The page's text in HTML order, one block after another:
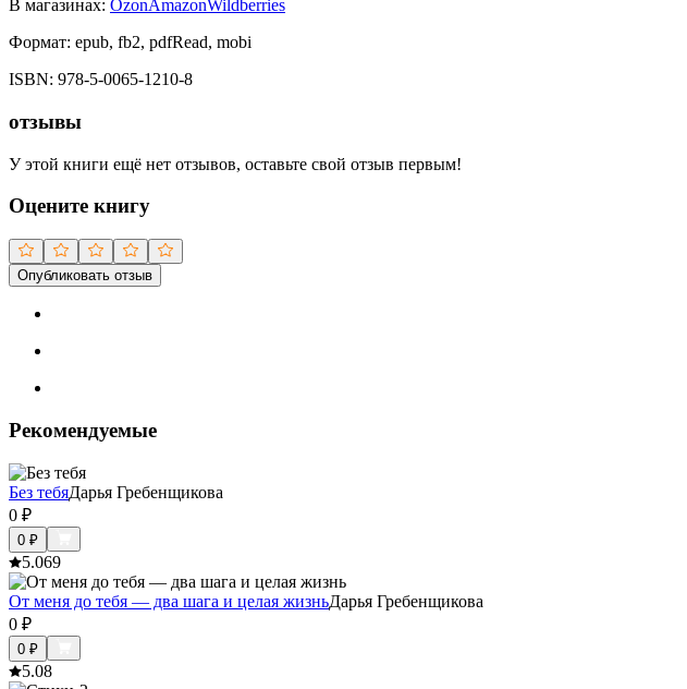
В магазинах: OzonAmazonWildberries
Формат: epub, fb2, pdfRead, mobi
ISBN: 978-5-0065-1210-8
отзывы
У этой книги ещё нет отзывов, оставьте свой отзыв первым!
Оцените книгу
Опубликовать отзыв
Рекомендуемые
Без тебяДарья Гребенщикова
0 ₽
0 ₽
5.069
От меня до тебя — два шага и целая жизньДарья Гребенщикова
0 ₽
0 ₽
5.08